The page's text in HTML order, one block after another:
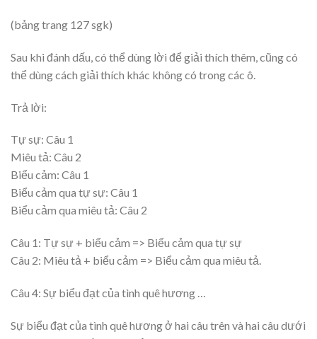
(bảng trang 127 sgk)
Sau khi đánh dấu, có thể dùng lời để giải thích thêm, cũng có
thể dùng cách giải thích khác không có trong các ô.
Trả lời:
Tự sự: Câu 1
Miêu tả: Câu 2
Biểu cảm: Câu 1
Biểu cảm qua tự sự: Câu 1
Biểu cảm qua miêu tả: Câu 2
Câu 1: Tự sự + biểu cảm => Biểu cảm qua tự sự
Câu 2: Miêu tả + biểu cảm => Biểu cảm qua miêu tả.
Câu 4: Sự biểu đạt của tình quê hương …
Sự biểu đạt của tình quê hương ở hai câu trên và hai câu dưới